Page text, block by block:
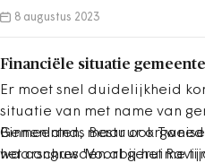
financieel houdbaar
pakken. Een ander doel is
8 augustus 2023
Financiële situatie
Er moet snel duidelijkheid
situatie van met name van
Gemeenten, maar ook
waarschuwden al geruime
Binnenlands Bestuur
het congres 'Voorbij het